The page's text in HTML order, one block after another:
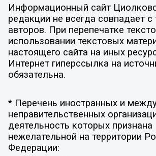
Информационный сайт
редакции не всегда совпадает с
авторов. При перепечатке
использовании текстовых
настоящего сайта на иных
Интернет гиперссылка на
обязательна.
* Перечень иностранных и
неправительственных
деятельность которых признана
нежелательной на территории
Федерации: